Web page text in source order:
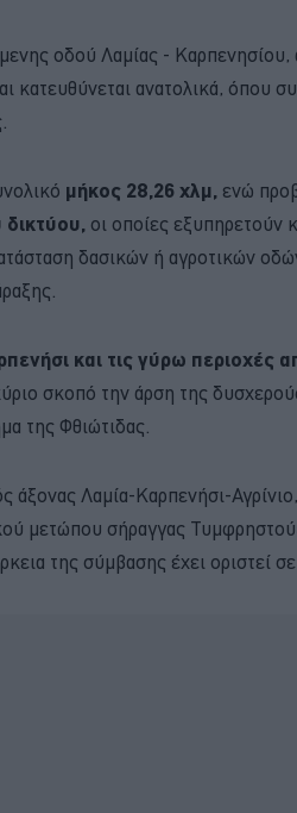
οδού Λαμίας - Καρπενησίου,
ανατολικά, όπου
μήκος 28,26 χλμ, ενώ
οι οποίες εξυπηρετούν
δασικών ή αγροτικών
και τις γύρω περιοχές
σκοπό την άρση της
της Φθιώτιδας.
άξονας Λαμία-Καρπενήσι-
μετώπου σήραγγας
της σύμβασης έχει οριστεί